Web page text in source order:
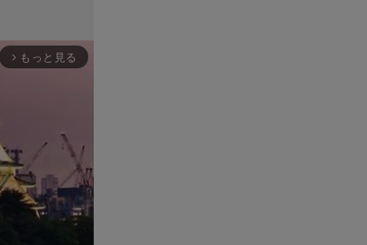
arrow_forward_ios もっと見る